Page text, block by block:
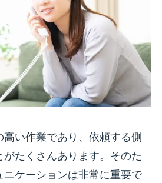
い作業であり、依頼する側
たくさんあります。そのた
ケーションは非常に重要で